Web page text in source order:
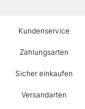
Kundenservice
Zahlungsarten
Sicher einkaufen
Versandarten